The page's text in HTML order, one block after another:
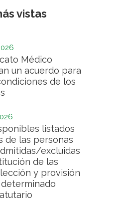
vistas
Médico
un acuerdo para
de los
listados
de las personas
excluidas
de las
y provisión